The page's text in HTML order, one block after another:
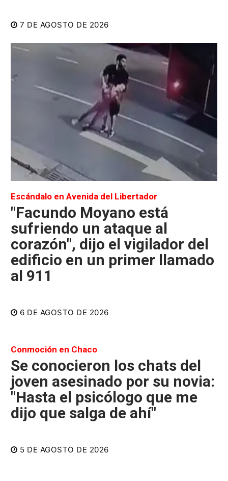
7 DE AGOSTO DE 2026
Escándalo en Avenida del Libertador
"Facundo Moyano está
sufriendo un ataque al
corazón", dijo el vigilador del
edificio en un primer llamado
al 911
6 DE AGOSTO DE 2026
Conmoción en Chaco
Se conocieron los chats del
joven asesinado por su novia:
"Hasta el psicólogo que me
dijo que salga de ahí"
5 DE AGOSTO DE 2026